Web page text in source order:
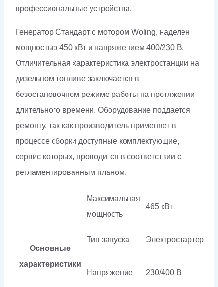
профессиональные устройства.
Генератор Стандарт с мотором Woling, наделен
мощностью 450 кВт и напряжением 400/230 В.
Отличительная характеристика электростанции на
дизельном топливе заключается в
безостановочном режиме работы на протяжении
длительного времени. Оборудование поддается
ремонту, так как производитель применяет в
процессе сборки доступные комплектующие,
сервис которых, проводится в соответствии с
регламентированным планом.
Основные
характеристики
Максимальная
мощность
465 кВт
Тип запуска Электростартер
Напряжение 230/400 В